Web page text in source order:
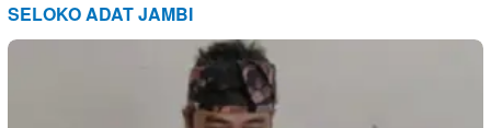
SELOKO ADAT JAMBI